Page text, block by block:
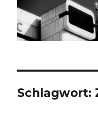
Schlagwort: